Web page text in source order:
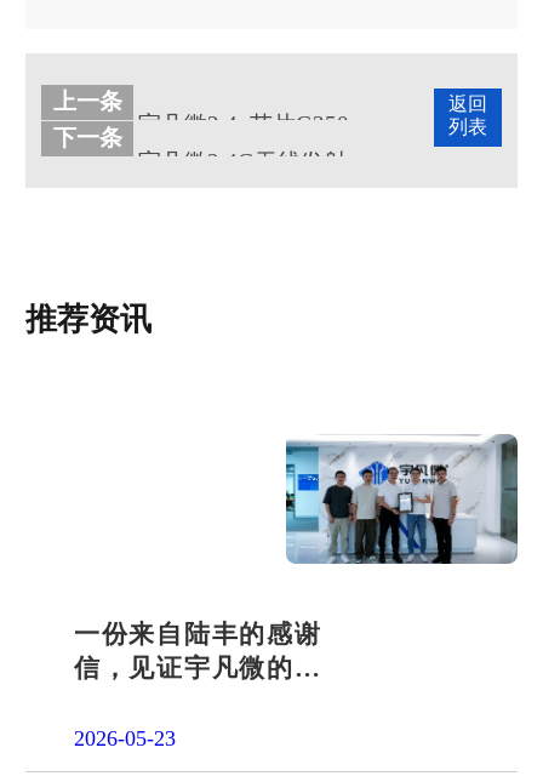
返回
列表
上一条
下一条
推荐资讯
一份来自陆丰的感谢
信，见证宇凡微的社
2026-05-23